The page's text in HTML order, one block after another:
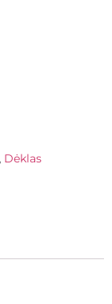
Dėklas